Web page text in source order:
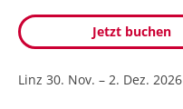
Jetzt buchen
Linz 30. Nov. – 2. Dez. 2026